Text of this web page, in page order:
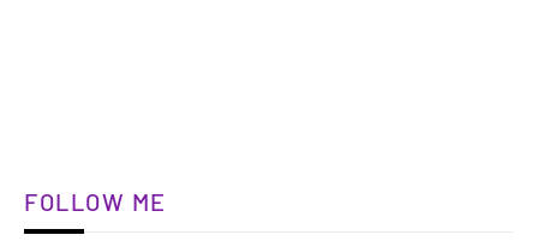
FOLLOW ME